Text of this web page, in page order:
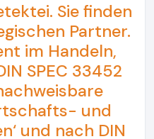
Sie finden
Partner.
im Handeln,
SPEC 33452
und
und nach DIN